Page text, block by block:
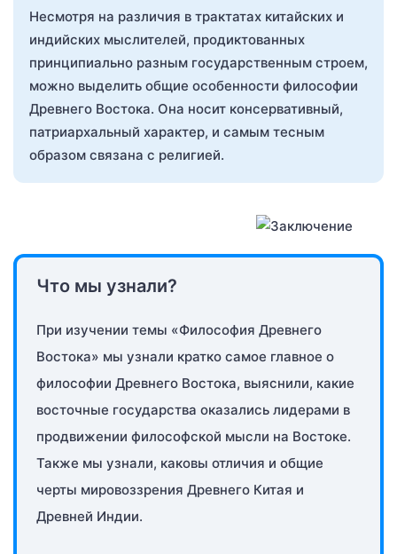
Несмотря на различия в трактатах китайских и
индийских мыслителей, продиктованных
принципиально разным государственным строем,
можно выделить общие особенности философии
Древнего Востока. Она носит консервативный,
патриархальный характер, и самым тесным
образом связана с религией.
Что мы узнали?
При изучении темы «Философия Древнего
Востока» мы узнали кратко самое главное о
философии Древнего Востока, выяснили, какие
восточные государства оказались лидерами в
продвижении философской мысли на Востоке.
Также мы узнали, каковы отличия и общие
черты мировоззрения Древнего Китая и
Древней Индии.